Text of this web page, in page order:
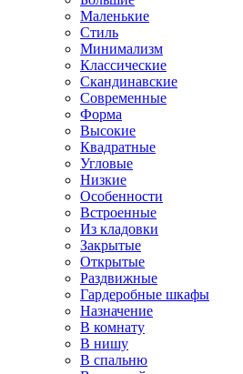
Маленькие
Стиль
Минимализм
Классические
Скандинавские
Современные
Форма
Высокие
Квадратные
Угловые
Низкие
Особенности
Встроенные
Из кладовки
Закрытые
Открытые
Раздвижные
Гардеробные шкафы
Назначение
В комнату
В нишу
В спальню